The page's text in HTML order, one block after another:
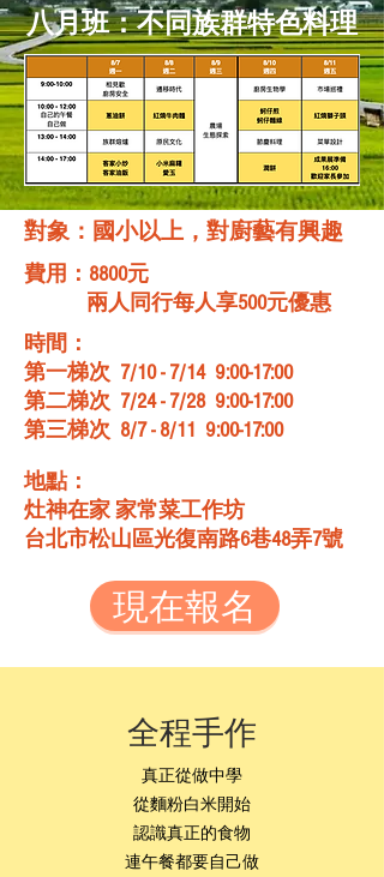
​八月班：不同族群特色料理
對象：國小以上，對廚藝有興趣
費用：8800元
兩人同行每人享500元優惠
時間：
第一梯次 7/10 - 7/14 9:00-17:00
第二梯次 7/24 - 7/28 9:00-17:00
第三梯次 8/7- 8/11 9:00-17:00
地點：
灶神在家 家常菜工作坊
台北市松山區光復南路6巷48弄7號
現在報名
全程手作
真正從做中學
從麵粉白米開始
認識真正的食物
連午餐都要自己做